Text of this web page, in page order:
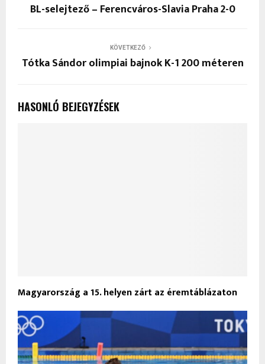
BL-selejtező – Ferencváros-Slavia Praha 2-0
KÖVETKEZŐ
Tótka Sándor olimpiai bajnok K-1 200 méteren
HASONLÓ BEJEGYZÉSEK
Magyarország a 15. helyen zárt az éremtáblázaton